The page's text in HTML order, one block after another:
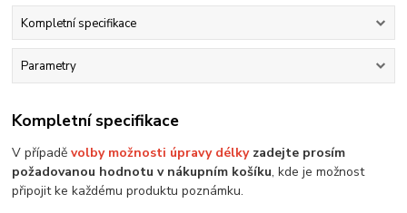
Kompletní specifikace
Parametry
Kompletní specifikace
V případěvolby možnosti úpravy délkyzadejte prosím
požadovanou hodnotu v nákupním košíku, kde je možnost
připojit ke každému produktu poznámku.